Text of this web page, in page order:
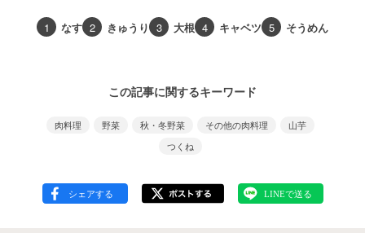
1 なす 2 きゅうり 3 大根 4 キャベツ 5 そうめん
この記事に関するキーワード
肉料理 野菜 秋・冬野菜 その他の肉料理
山芋
つくね